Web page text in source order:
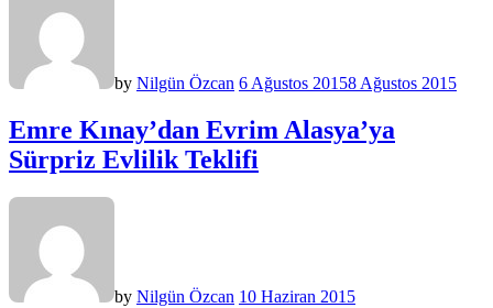
by Nilgün Özcan 6 Ağustos 20158 Ağustos 2015
Emre Kınay’dan Evrim Alasya’ya
Sürpriz Evlilik Teklifi
by Nilgün Özcan 10 Haziran 2015